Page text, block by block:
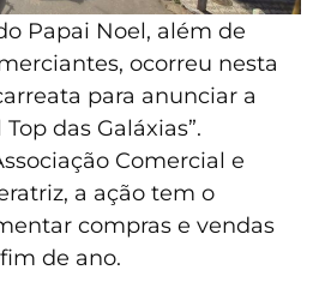
Papai Noel, além de
ocorreu nesta
para anunciar a
das Galáxias”.
Comercial e
a ação tem o
compras e vendas
de ano.